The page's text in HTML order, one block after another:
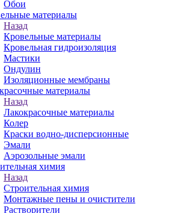
Обои
материалы
Назад
Кровельные материалы
Кровельная гидроизоляция
Мастики
Ондулин
Изоляционные мембраны
материалы
Назад
Лакокрасочные материалы
Колер
Краски водно-дисперсионные
Эмали
Аэрозольные эмали
химия
Назад
Строительная химия
Монтажные пены и очистители
Растворители